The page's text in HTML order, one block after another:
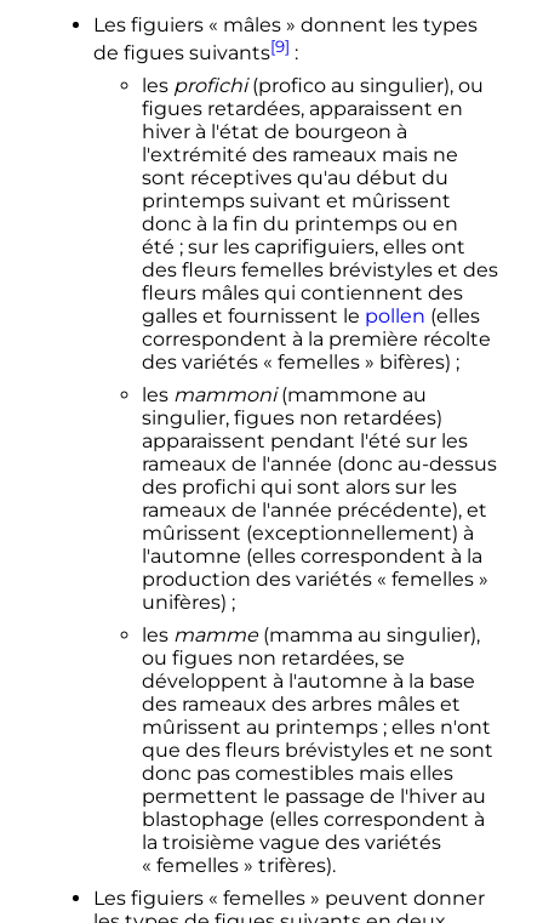
Les figuiers « mâles » donnent les types
de figues suivants[9] :
les profichi(profico au singulier), ou
figues retardées, apparaissent en
hiver à l'état de bourgeon à
l'extrémité des rameaux mais ne
sont réceptives qu'au début du
printemps suivant et mûrissent
donc à la fin du printemps ou en
été ; sur les caprifiguiers, elles ont
des fleurs femelles brévistyles et des
fleurs mâles qui contiennent des
galles et fournissent le pollen (elles
correspondent à la première récolte
des variétés « femelles » bifères) ;
les mammoni(mammone au
singulier, figues non retardées)
apparaissent pendant l'été sur les
rameaux de l'année (donc au-dessus
des profichi qui sont alors sur les
rameaux de l'année précédente), et
mûrissent (exceptionnellement) à
l'automne (elles correspondent à la
production des variétés « femelles »
unifères) ;
les mamme(mamma au singulier),
ou figues non retardées, se
développent à l'automne à la base
des rameaux des arbres mâles et
mûrissent au printemps ; elles n'ont
que des fleurs brévistyles et ne sont
donc pas comestibles mais elles
permettent le passage de l'hiver au
blastophage (elles correspondent à
la troisième vague des variétés
« femelles » trifères).
Les figuiers « femelles » peuvent donner